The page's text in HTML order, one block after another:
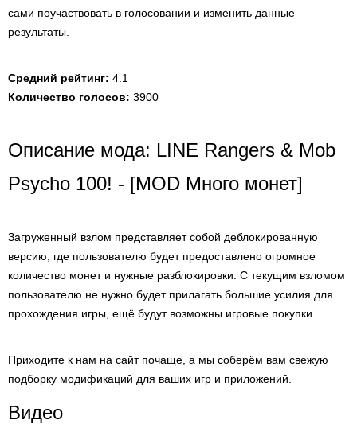
сами поучаствовать в голосовании и изменить данные
результаты.
Средний рейтинг: 4.1
Количество голосов: 3900
Описание мода: LINE Rangers & Mob
Psycho 100! - [MOD Много монет]
Загруженный взлом представляет собой деблокированную
версию, где пользователю будет предоставлено огромное
количество монет и нужные разблокировки. С текущим взломом
пользователю не нужно будет прилагать большие усилия для
прохождения игры, ещё будут возможны игровые покупки.
Приходите к нам на сайт почаще, а мы соберём вам свежую
подборку модификаций для ваших игр и приложений.
Видео